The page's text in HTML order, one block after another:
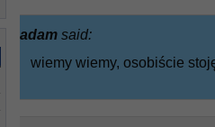
adam said:
wiemy wiemy, osobiście